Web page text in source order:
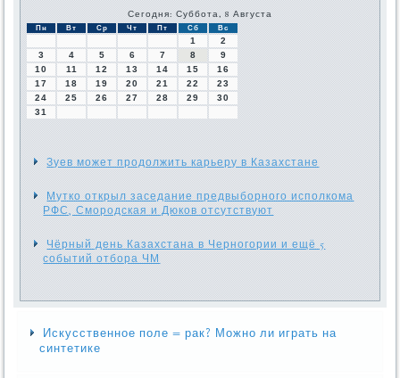
Сегодня: Суббота, 8 Августа
Пн Вт Ср Чт Пт Сб Вс
1
2
3
4 5 6 7 8
9
10
11 12 13 14 15
16
17
18 19 20 21 22
23
24
25 26 27 28 29
30
31
Зуев может продолжить карьеру в Казахстане
Мутко открыл заседание предвыборного исполкома
РФС, Смородская и Дюков отсутствуют
Чёрный день Казахстана в Черногории и ещё 5
событий отбора ЧМ
Искусственное поле = рак? Можно ли играть на
синтетике